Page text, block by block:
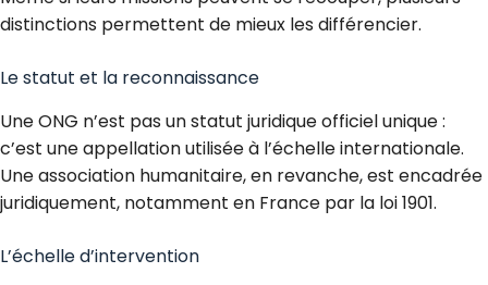
distinctions permettent de mieux les différencier.
Le statut et la reconnaissance
Une ONG n’est pas un statut juridique officiel unique :
c’est une appellation utilisée à l’échelle internationale.
Une association humanitaire, en revanche, est encadrée
juridiquement, notamment en France par la loi 1901.
L’échelle d’intervention